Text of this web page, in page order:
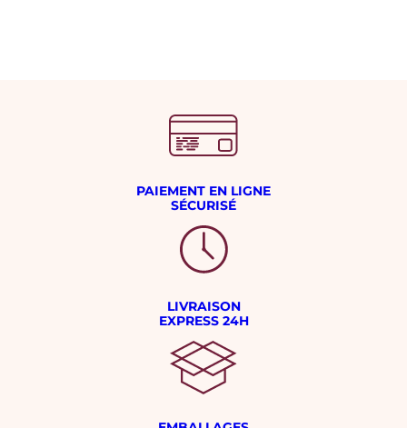
PAIEMENT EN LIGNE
SÉCURISÉ
LIVRAISON
EXPRESS 24H